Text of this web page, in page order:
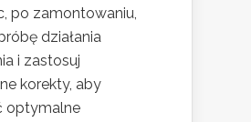
po zamontowaniu,
działania
i zastosuj
korekty, aby
optymalne